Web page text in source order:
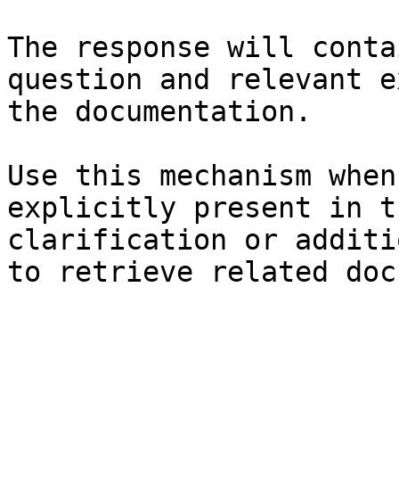
The response will
question and relevant
the documentation.
Use this mechanism
explicitly present in
clarification or